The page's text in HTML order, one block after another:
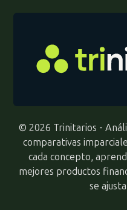
© 2026 Trinitarios -
comparativas
cada concepto,
mejores productos
se